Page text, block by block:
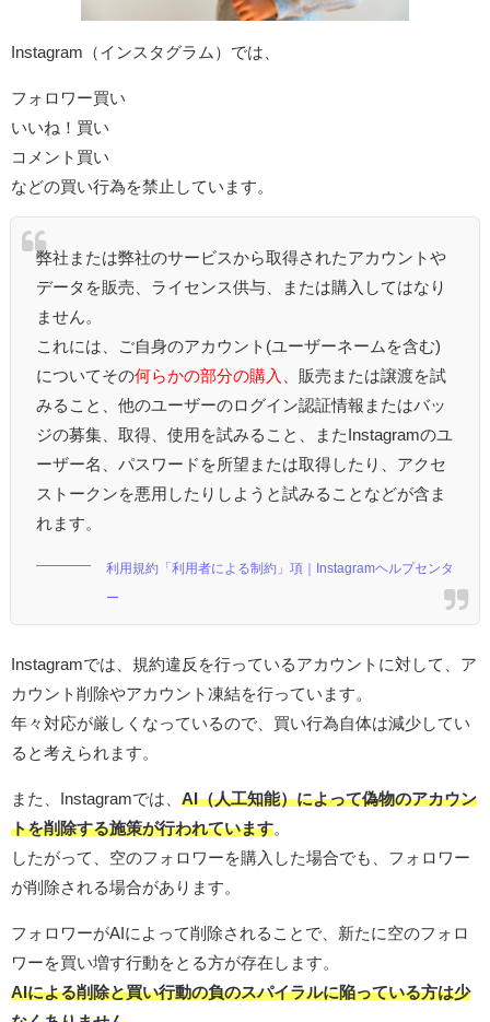
Instagram（インスタグラム）では、
フォロワー買い
いいね！買い
コメント買い
などの買い行為を禁止しています。
弊社または弊社のサービスから取得されたアカウントや
データを販売、ライセンス供与、または購入してはなり
ません。
これには、ご自身のアカウント(ユーザーネームを含む)
についてその何らかの部分の購入
、販売または譲渡を試
みること、他のユーザーのログイン認証情報またはバッ
ジの募集、取得、使用を試みること、またInstagramのユ
ーザー名、パスワードを所望または取得したり、アクセ
ストークンを悪用したりしようと試みることなどが含ま
れます。
利用規約「利用者による制約」項｜Instagramヘルプセンタ
ー
Instagramでは、規約違反を行っているアカウントに対して、ア
カウント削除やアカウント凍結を行っています。
年々対応が厳しくなっているので、買い行為自体は減少してい
ると考えられます。
また、Instagramでは、 AI（人工知能）によって偽物のアカウン
トを削除する施策が行われています
したがって、空のフォロワーを購入した場合でも、フォロワー
が削除される場合があります。
フォロワーがAIによって削除されることで、新たに空のフォロ
ワーを買い増す行動をとる方が存在します。
AIによる削除と買い行動の負のスパイラルに陥っている方は少